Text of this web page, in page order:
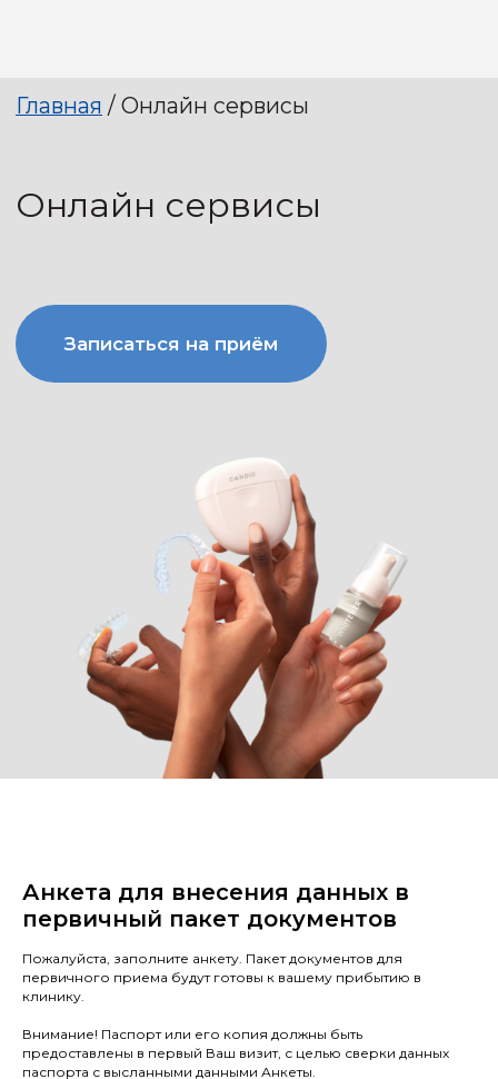
Анкета для внесения данных в
первичный пакет документов
Пожалуйста, заполните анкету. Пакет документов для
первичного приема будут готовы к вашему прибытию в
клинику.
Внимание! Паспорт или его копия должны быть
предоставлены в первый Ваш визит, с целью сверки данных
паспорта с высланными данными Анкеты.